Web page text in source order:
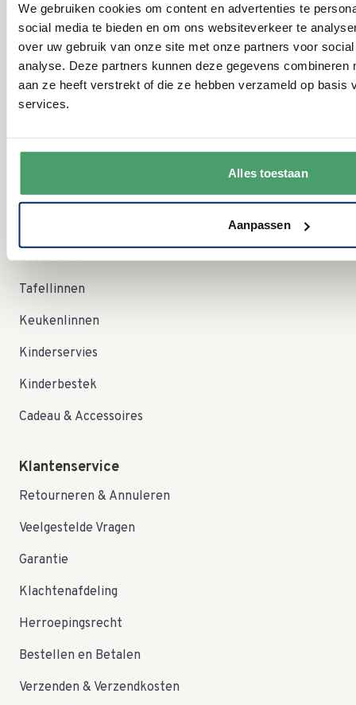
We gebruiken cookies om content en advertenties te
social media te bieden en om ons websiteverkeer te
over uw gebruik van onze site met onze partners voor
analyse. Deze partners kunnen deze gegevens combineren
aan ze heeft verstrekt of die ze hebben verzameld op basis
services.
Alles toestaan
Aanpassen
gesloten
VR:
09:00 - 12:30 uur
ZA:
09:00 - 12:30 uur Let op; in augustus zijn wij op zaterdag
dicht!
ZO: gesloten
Serviessets
Besteksets
Tafellinnen
Keukenlinnen
Kinderservies
Kinderbestek
Cadeau & Accessoires
Klantenservice
Retourneren & Annuleren
Veelgestelde Vragen
Garantie
Klachtenafdeling
Herroepingsrecht
Bestellen en Betalen
Verzenden & Verzendkosten